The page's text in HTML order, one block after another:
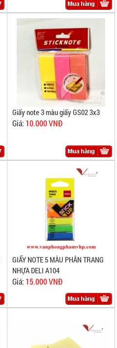
Giấy note 3 màu giấy GS02 3x3
Giá: 10.000 VNĐ
GIẤY NOTE 5 MÀU PHÂN TRANG
NHỰA DELI A104
Giá: 15.000 VNĐ